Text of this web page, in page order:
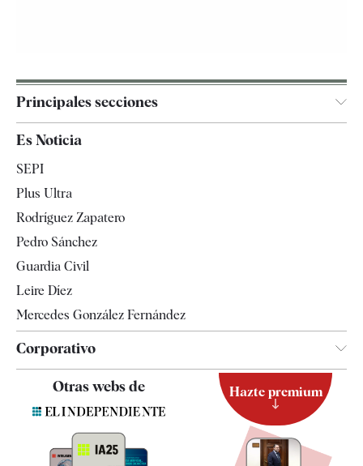
Principales secciones
España
Televisión
Es Noticia
SEPI
Plus Ultra
Rodríguez Zapatero
Pedro Sánchez
Guardia Civil
Leire Díez
Mercedes González Fernández
Corporativo
Contacto
Otras webs de Hazte premium